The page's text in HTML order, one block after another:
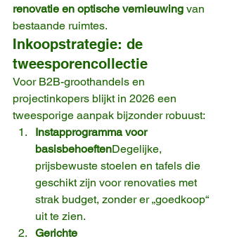
renovatie en optische vernieuwing van
bestaande ruimtes.
Inkoopstrategie: de
tweesporencollectie
Voor B2B-groothandels en
projectinkopers blijkt in 2026 een
tweesporige aanpak bijzonder robuust:
Instapprogramma voor
basisbehoeftenDegelijke,
prijsbewuste stoelen en tafels die
geschikt zijn voor renovaties met
strak budget, zonder er „goedkoop“
uit te zien.
Gerichte